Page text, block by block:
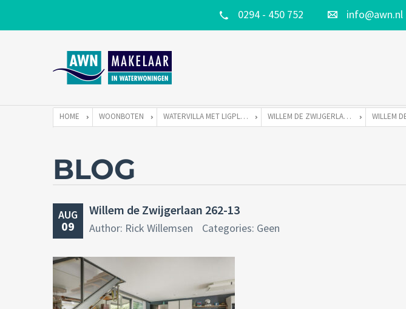
0294 - 450 752 info@awn.nl
HOME WOONBOTEN WATERVILLA MET LIGPLAATS WILLEM DE ZWIJGERLAAN 262 TE 1055 RE AMSTERDAM
BLOG
AUG
09
Willem de Zwijgerlaan 262-13
Author: Rick Willemsen Categories: Geen